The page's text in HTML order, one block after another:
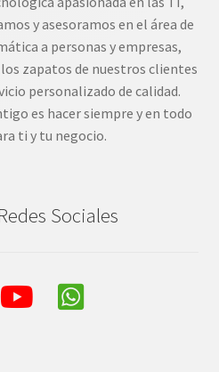
y asesoramos en el área de
a personas y empresas,
zapatos de nuestros clientes
personalizado de calidad.
es hacer siempre y en todo
ti y tu negocio.
Sociales